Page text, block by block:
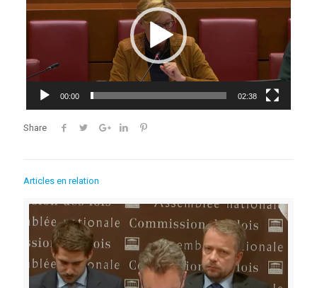
00:00 02:38
Share
Articles en relation